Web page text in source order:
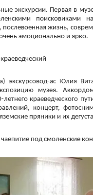
экскурсии. Первая в
поисковиками
жизнь,
эмоционально и ярко.
экскурсовод-ас Юлия
музея. Аккордом
краеведческого
концерт,
пряники и их
под смоленские